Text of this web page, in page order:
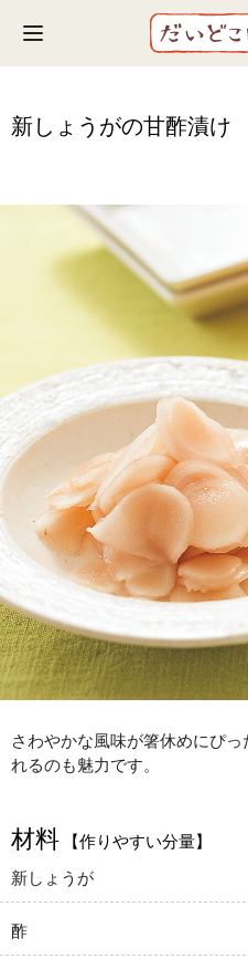
Toggle navigation
新しょうがの甘酢漬け
さわやかな風味が箸休めにぴ
れるのも魅力です。
材料
【作りやすい分量】
新しょうが
酢